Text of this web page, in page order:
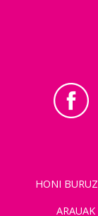
HONI BURUZ
ARAUAK